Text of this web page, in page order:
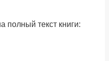
полный текст книги: